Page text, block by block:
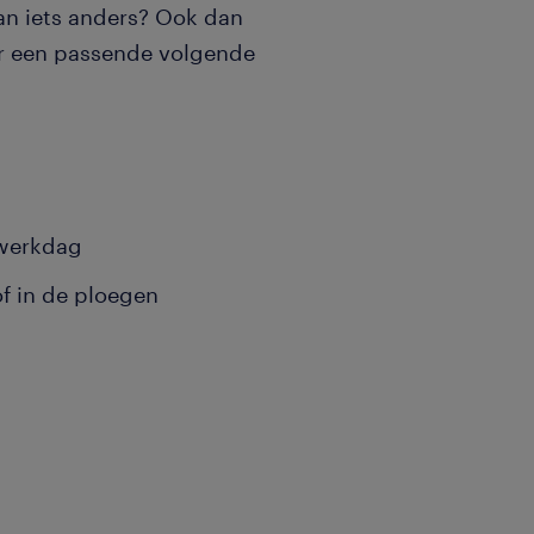
iets anders? Ook dan
passende volgende
in de ploegen